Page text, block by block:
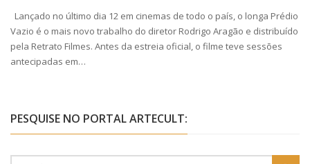
Lançado no último dia 12 em cinemas de todo o país, o longa Prédio
Vazio é o mais novo trabalho do diretor Rodrigo Aragão e distribuído
pela Retrato Filmes. Antes da estreia oficial, o filme teve sessões
antecipadas em…
PESQUISE NO PORTAL ARTECULT: